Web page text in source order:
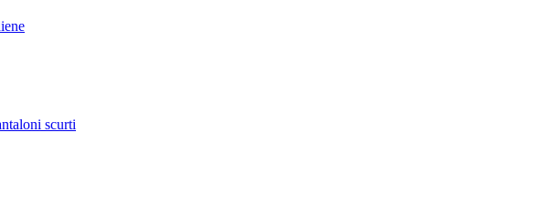
scurti